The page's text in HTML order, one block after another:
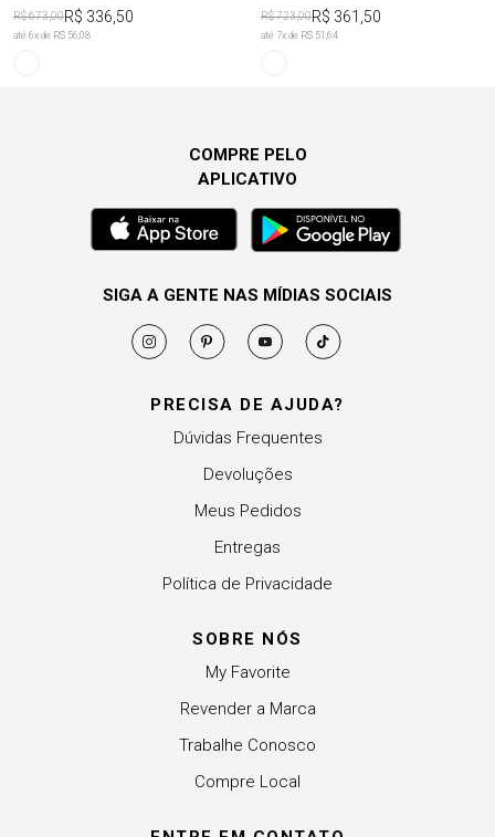
R$ 673,00R$ 336,50
até 6x de R$ 56,08
R$ 723,00R$ 361,50
até 7x de R$ 51,64
PRECISA DE AJUDA?
Dúvidas Frequentes
Devoluções
Meus Pedidos
Entregas
Política de Privacidade
SOBRE NÓS
My Favorite
Revender a Marca
Trabalhe Conosco
Compre Local
COMPRE PELO
APLICATIVO
SIGA A GENTE NAS MÍDIAS SOCIAIS